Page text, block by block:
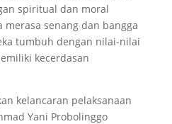
spiritual dan moral
senang dan bangga
tumbuh dengan nilai-nilai
kecerdasan
kelancaran pelaksanaan
Yani Probolinggo